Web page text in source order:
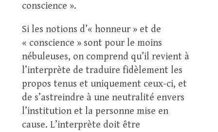
conscience ».
Si les notions d’« honneur » et de
« conscience » sont pour le moins
nébuleuses, on comprend qu’il revient à
l’interprète de traduire fidèlement les
propos tenus et uniquement ceux-ci, et
de s’astreindre à une neutralité envers
l’institution et la personne mise en
cause. L’interprète doit être